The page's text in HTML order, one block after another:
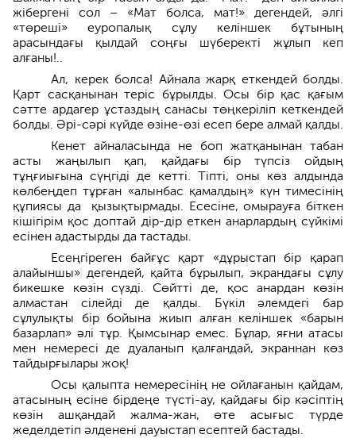
жібергені сол – «Мат болса, мат!» дегендей, әлгі
«төреші» еуропалық сұлу келіншек бұтының
арасындағы қылдай соңғы шүберекті жұлып кеп
алғаны!..
Ал, керек болса! Айнала жарқ еткендей болды.
Қарт сасқанынан теріс бұрылды. Осы бір қас қағым
сәтте ардагер ұстаздың санасы төңкеріліп кеткендей
болды. Әрі-сәрі күйде өзіне-өзі есеп бере алмай қалды.
Кенет айналасында не боп жатқанынан табан
асты жаңылып қап, қайдағы бір түпсіз ойдың
тұңғиығына сүңгіді де кетті. Тіпті, оны көз алдында
көлбеңдеп тұрған «алынбас қамалдың» күн тимесінің
құпиясы да қызықтырмады. Есесіне, омырауға біткен
кішігірім қос доптай дір-дір еткен анарлардың сүйкімі
есінен адастырды да тастады.
Есеңгіреген байғұс қарт «дұрыстап бір қарап
алайыншы» дегендей, қайта бұрылып, экрандағы сұлу
бикешке көзін сүзді. Сөйтті де, қос анардан көзін
алмастан сілейді де қалды. Бүкіл әлемдегі бар
сұлулықты бір бойына жиып алған келіншек «барын
базарлап» әлі тұр. Қымсынар емес. Бұлар, яғни атасы
мен немересі де дуаланып қалғандай, экраннан көз
тайдырғылары жоқ!
Осы қалыпта немересінің не ойлағанын қайдам,
атасының есіне бірдеңе түсті-ау, қайдағы бір кәсіптің
көзін ашқандай жалма-жан, өте асығыс түрде
жеделдетіп әлденені дауыстап есептей бастады.